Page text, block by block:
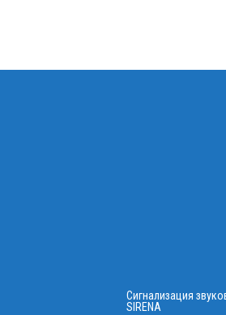
Сигнализация
SIRENA